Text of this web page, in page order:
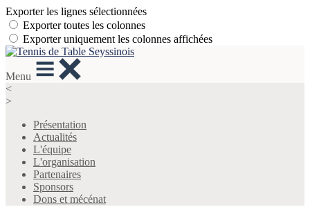
Exporter les lignes sélectionnées
Exporter toutes les colonnes
Exporter uniquement les colonnes affichées
Menu
<
>
Présentation
Actualités
L'équipe
L'organisation
Partenaires
Sponsors
Dons et mécénat